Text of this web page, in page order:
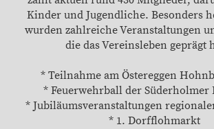
Kinder und Jugendliche. Besonders
wurden zahlreiche Veranstaltungen
die das Vereinsleben geprägt
* Teilnahme am Östereggen
* Feuerwehrball der Süderholmer
* Jubiläumsveranstaltungen
* 1. Dorfflohmarkt